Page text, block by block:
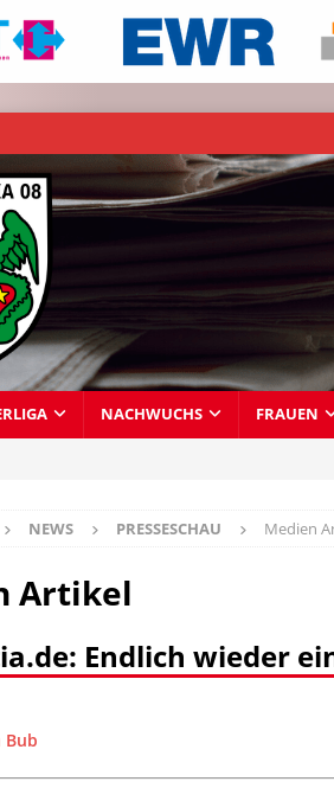
NACHWUCHS FRAUEN
NEWS PRESSESCHAU Medien
Artikel
Endlich wieder
Bub